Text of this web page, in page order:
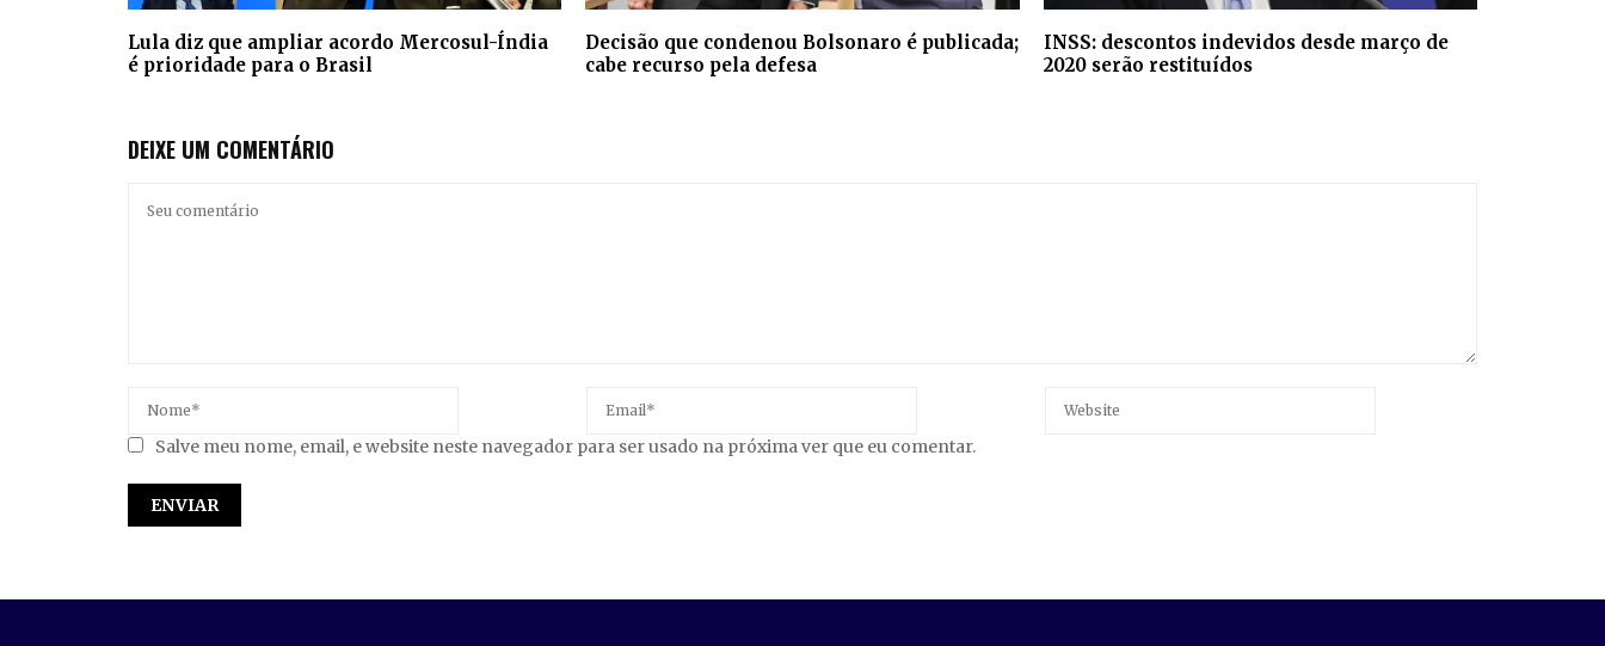
Lula diz que ampliar acordo Mercosul-Índia
é prioridade para o Brasil
Decisão que condenou Bolsonaro é publicada;
cabe recurso pela defesa
INSS: descontos indevidos desde março de
2020 serão restituídos
DEIXE UM COMENTÁRIO
Salve meu nome, email, e website neste navegador para ser usado na próxima ver que eu comentar.